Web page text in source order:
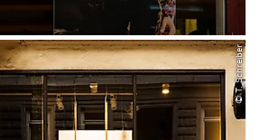
© T. Schreiber